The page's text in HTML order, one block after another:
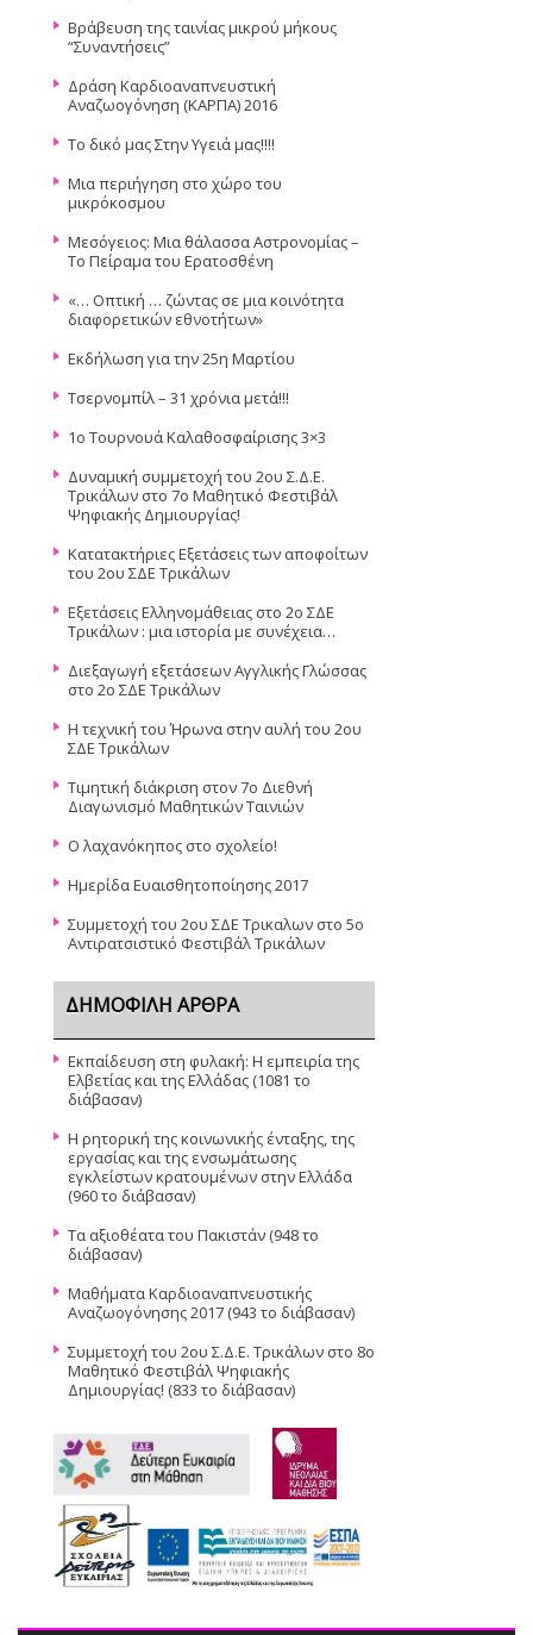
Βράβευση της ταινίας μικρού μήκους
“Συναντήσεις”
Δράση Καρδιοαναπνευστική
Αναζωογόνηση (ΚΑΡΠΑ) 2016
Το δικό μας Στην Υγειά μας!!!!
Μια περιήγηση στο χώρο του
μικρόκοσμου
Μεσόγειος: Μια θάλασσα Αστρονομίας –
Το Πείραμα του Ερατοσθένη
«… Οπτική … ζώντας σε μια κοινότητα
διαφορετικών εθνοτήτων»
Εκδήλωση για την 25η Μαρτίου
Τσερνομπίλ – 31 χρόνια μετά!!!
1ο Τουρνουά Καλαθοσφαίρισης 3×3
Δυναμική συμμετοχή του 2ου Σ.Δ.Ε.
Τρικάλων στο 7ο Μαθητικό Φεστιβάλ
Ψηφιακής Δημιουργίας!
Κατατακτήριες Εξετάσεις των αποφοίτων
του 2ου ΣΔΕ Τρικάλων
Εξετάσεις Ελληνομάθειας στο 2ο ΣΔΕ
Τρικάλων : μια ιστορία με συνέχεια…
Διεξαγωγή εξετάσεων Αγγλικής Γλώσσας
στο 2ο ΣΔΕ Τρικάλων
Η τεχνική του Ήρωνα στην αυλή του 2ου
ΣΔΕ Τρικάλων
Τιμητική διάκριση στον 7ο Διεθνή
Διαγωνισμό Μαθητικών Ταινιών
O λαχανόκηπος στο σχολείο!
Ημερίδα Ευαισθητοποίησης 2017
Συμμετοχή του 2ου ΣΔΕ Τρικαλων στο 5ο
Αντιρατσιστικό Φεστιβάλ Τρικάλων
ΔΗΜΟΦΙΛΉ ΆΡΘΡΑ
Εκπαίδευση στη φυλακή: Η εμπειρία της
Ελβετίας και της Ελλάδας (1081 το
διάβασαν)
Η ρητορική της κοινωνικής ένταξης, της
εργασίας και της ενσωμάτωσης
εγκλείστων κρατουμένων στην Ελλάδα
(960 το διάβασαν)
Τα αξιοθέατα του Πακιστάν (948 το
διάβασαν)
Μαθήματα Καρδιοαναπνευστικής
Αναζωογόνησης 2017 (943 το διάβασαν)
Συμμετοχή του 2ου Σ.Δ.Ε. Τρικάλων στο 8ο
Μαθητικό Φεστιβάλ Ψηφιακής
Δημιουργίας! (833 το διάβασαν)